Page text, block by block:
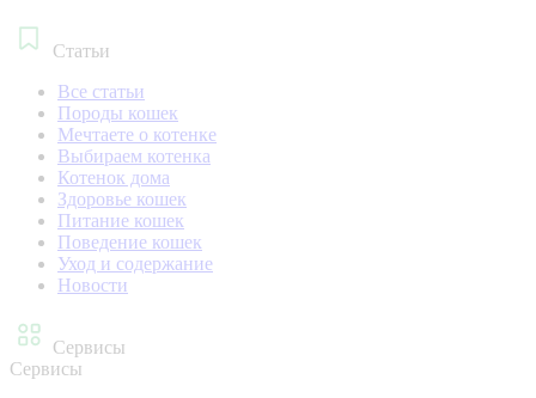
Статьи
Все статьи
Породы кошек
Мечтаете о котенке
Выбираем котенка
Котенок дома
Здоровье кошек
Питание кошек
Поведение кошек
Уход и содержание
Новости
Сервисы
Сервисы